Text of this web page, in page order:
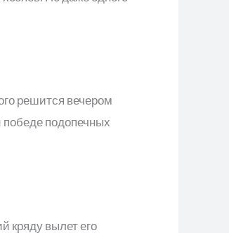
решится вечером
подопечных
кряду вылет его